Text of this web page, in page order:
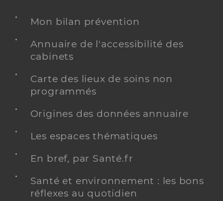
Mon bilan prévention
Annuaire de l'accessibilité des
cabinets
Carte des lieux de soins non
programmés
Origines des données annuaire
Les espaces thématiques
En bref, par Santé.fr
Santé et environnement : les bons
réflexes au quotidien